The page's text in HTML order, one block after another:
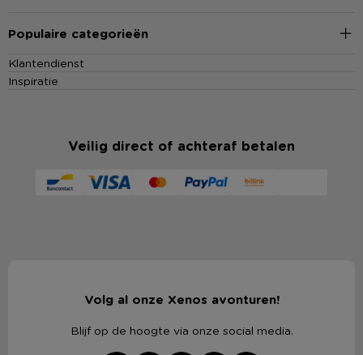
Populaire categorieën
Klantendienst
Inspiratie
Veilig direct of achteraf betalen
Volg al onze Xenos avonturen!
Blijf op de hoogte via onze social media.